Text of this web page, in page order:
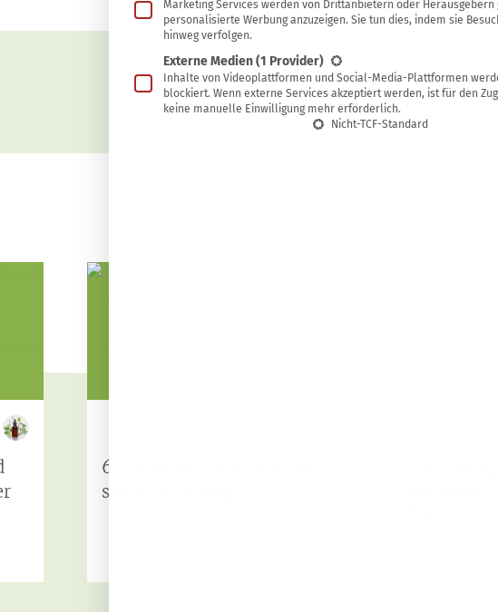
Mehr laden
63 einfache Tipps zum Geld
sparen im Alltag
die
Marketing Services werden von Drittanbietern oder Herausgebern
personalisierte Werbung anzuzeigen. Sie tun dies, indem sie
hinweg verfolgen.
Externe Medien(1 Provider)
Inhalte von Videoplattformen und Social-Media-Plattformen
blockiert. Wenn externe Services akzeptiert werden, ist für den
keine manuelle Einwilligung mehr erforderlich.
Nicht-TCF-Standard